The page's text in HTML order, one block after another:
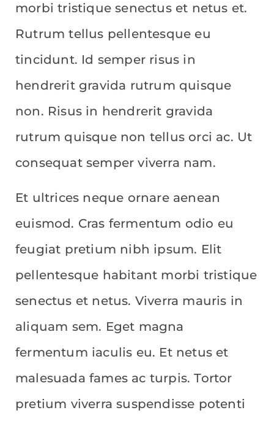
morbi tristique senectus et netus et.
Rutrum tellus pellentesque eu
tincidunt. Id semper risus in
hendrerit gravida rutrum quisque
non. Risus in hendrerit gravida
rutrum quisque non tellus orci ac. Ut
consequat semper viverra nam.
Et ultrices neque ornare aenean
euismod. Cras fermentum odio eu
feugiat pretium nibh ipsum. Elit
pellentesque habitant morbi tristique
senectus et netus. Viverra mauris in
aliquam sem. Eget magna
fermentum iaculis eu. Et netus et
malesuada fames ac turpis. Tortor
pretium viverra suspendisse potenti